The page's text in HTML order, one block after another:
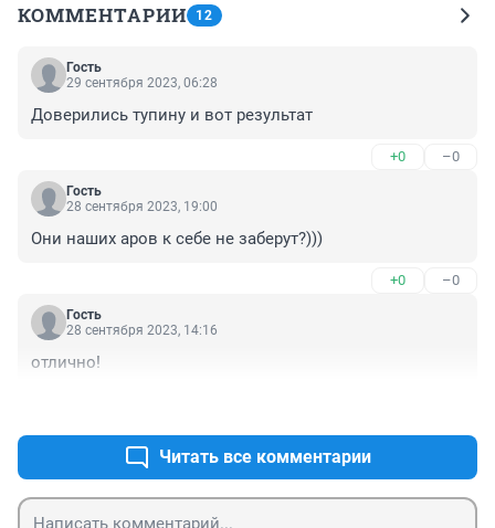
КОММЕНТАРИИ 12
Гость
29 сентября 2023, 06:28
Доверились тупину и вот результат
+0 –0
Гость
28 сентября 2023, 19:00
Они наших аров к себе не заберут?)))
+0 –0
Гость
28 сентября 2023, 14:16
отлично!
Читать все комментарии